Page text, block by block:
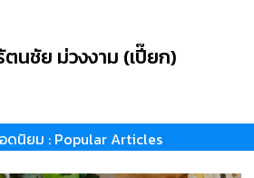
นชัย ม่วงงาม (เปี๊ยก)
ดนิยม : Popular Articles